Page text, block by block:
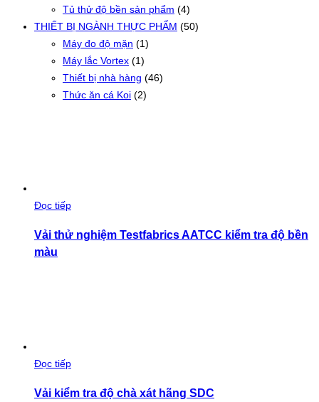
Tủ thử độ bền sản phẩm (4)
THIẾT BỊ NGÀNH THỰC PHẨM (50)
Máy đo độ mặn (1)
Máy lắc Vortex (1)
Thiết bị nhà hàng (46)
Thức ăn cá Koi (2)
Đọc tiếp
Vải thử nghiệm Testfabrics AATCC kiểm tra độ bền
màu
Đọc tiếp
Vải kiểm tra độ chà xát hãng SDC